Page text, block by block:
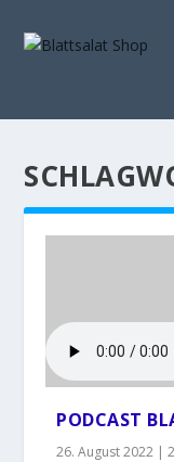
PODCAST
26. August 2022 |